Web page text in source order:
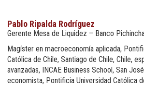
Pablo Ripalda Rodríguez
Gerente Mesa de Liquidez – Banco
Magíster en macroeconomía aplicada,
Católica de Chile, Santiago de Chile, Chile,
avanzadas, INCAE Business School, San
economista, Pontificia Universidad Católica